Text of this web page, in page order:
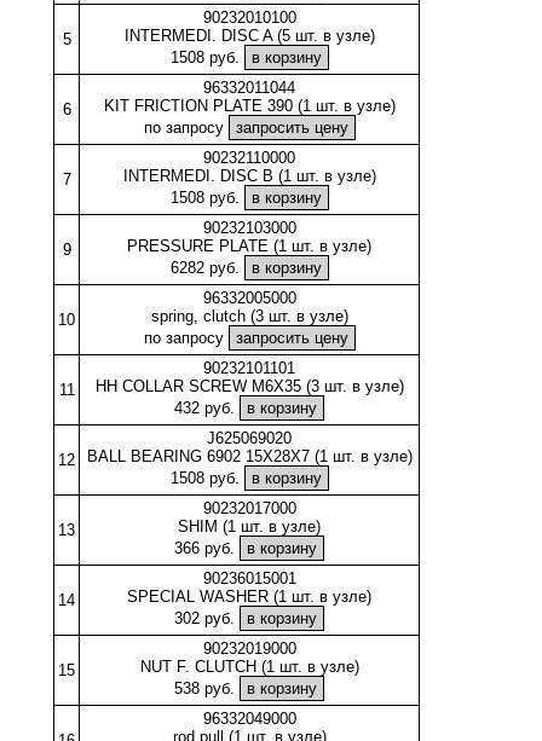
5
90232010100
INTERMEDI. DISC A (5 шт. в узле)
1508 руб.
6
96332011044
KIT FRICTION PLATE 390 (1 шт. в узле)
по запросу
7
90232110000
INTERMEDI. DISC B (1 шт. в узле)
1508 руб.
9
90232103000
PRESSURE PLATE (1 шт. в узле)
6282 руб.
10
96332005000
spring, clutch (3 шт. в узле)
по запросу
11
90232101101
HH COLLAR SCREW M6X35 (3 шт. в узле)
432 руб.
12
J625069020
BALL BEARING 6902 15X28X7 (1 шт. в узле)
1508 руб.
13
90232017000
SHIM (1 шт. в узле)
366 руб.
14
90236015001
SPECIAL WASHER (1 шт. в узле)
302 руб.
15
90232019000
NUT F. CLUTCH (1 шт. в узле)
538 руб.
96332049000
rod pull (1 шт. в узле)